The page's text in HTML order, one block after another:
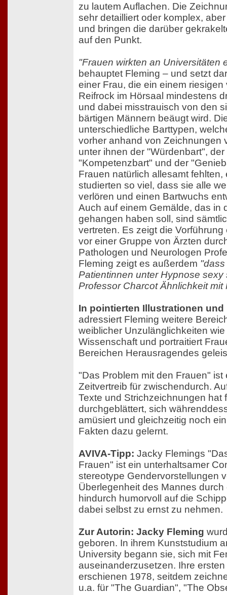
zu lautem Auflachen. Die
sehr detailliert oder komplex,
und bringen die darüber
auf den Punkt.
"Frauen wirkten an Universitäten
behauptet Fleming – und setzt
einer Frau, die ein einem
Reifrock im Hörsaal mindestens
und dabei misstrauisch von den
bärtigen Männern beäugt wird.
unterschiedliche Barttypen,
vorher anhand von Zeichnungen
unter ihnen der "Würdenbart",
"Kompetenzbart" und der
Frauen natürlich allesamt fehlten,
studierten so viel, dass sie alle
verlören und einen Bartwuchs
Auch auf einem Gemälde, das in
gehangen haben soll, sind
vertreten. Es zeigt die
vor einer Gruppe von Ärzten
Pathologen und Neurologen
Fleming zeigt es außerdem
Patientinnen unter Hypnose sexy
Professor Charcot Ähnlichkeit mit
In pointierten Illustrationen und
adressiert Fleming weitere
weiblicher Unzulänglichkeiten
Wissenschaft und portraitiert
Bereichen Herausragendes
"Das Problem mit den Frauen" ist
Zeitvertreib für zwischendurch.
Texte und Strichzeichnungen hat
durchgeblättert, sich
amüsiert und gleichzeitig noch
Fakten dazu gelernt.
AVIVA-Tipp: Jacky Flemings
Frauen" ist ein unterhaltsamer
stereotype Gendervorstellungen
Überlegenheit des Mannes
hindurch humorvoll auf die
dabei selbst zu ernst zu nehmen.
Zur Autorin: Jacky Fleming
geboren. In ihrem Kunststudium
University begann sie, sich mit
auseinanderzusetzen. Ihre
erschienen 1978, seitdem
u.a. für "The Guardian", "The